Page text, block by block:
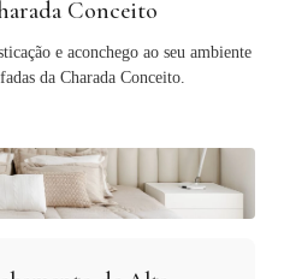
Conceito
e aconchego ao seu ambiente
da Charada Conceito.